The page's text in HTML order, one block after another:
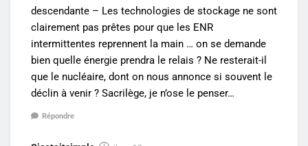
descendante – Les technologies de stockage ne sont
clairement pas prêtes pour que les ENR
intermittentes reprennent la main … on se demande
bien quelle énergie prendra le relais ? Ne resterait-il
que le nucléaire, dont on nous annonce si souvent le
déclin à venir ? Sacrilège, je n’ose le penser…
Répondre